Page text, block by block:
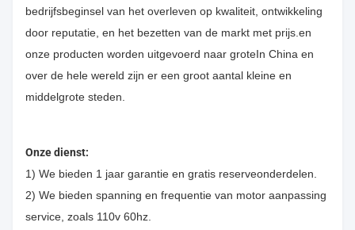
bedrijfsbeginsel van het overleven op kwaliteit, ontwikkeling
door reputatie, en het bezetten van de markt met prijs.en
onze producten worden uitgevoerd naar groteIn China en
over de hele wereld zijn er een groot aantal kleine en
middelgrote steden.
Onze dienst:
1) We bieden 1 jaar garantie en gratis reserveonderdelen.
2) We bieden spanning en frequentie van motor aanpassing
service, zoals 110v 60hz.